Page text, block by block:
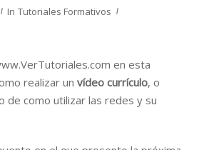
In Tutoriales Formativos
en esta
realizar un vídeo currículo, o
de como utilizar las redes y su